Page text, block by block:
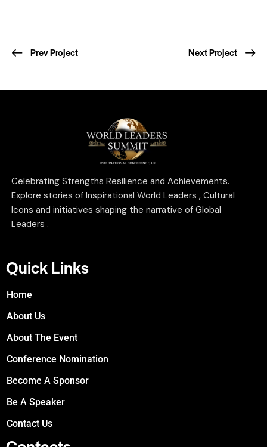
Prev Project Next Project
Celebrating Strengths Resilience and Achievements.
Explore stories of Inspirational World Leaders , Cultural
Icons and initiatives shaping the narrative of Global
Leaders .
Quick Links
Home
About Us
About The Event
Conference Nomination
Become A Sponsor
Be A Speaker
Contact Us